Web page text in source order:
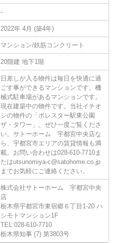
-
2022年 4月 (築4年)
マンション/鉄筋コンクリート
20階建 地下1階
日差しが入る物件は毎日を快適に過
ごす事ができるマンションです。機
械式駐車場があるマンションです。
現在建築中の物件です。当社イチオ
シの物件の「ポレスター駅東公園
ザ・タワー」。ぜひ一度ご覧くださ
い。サトーホーム 宇都宮中央店な
ら、宇都宮市エリアの賃貸情報も満
載。お問い合わせは028-610-7710ま
たはutsunomiya-c@satohome.co.jp
までお気軽にご連絡ください。
株式会社サトーホーム 宇都宮中央
店
栃木県宇都宮市東宿郷６丁目1-20 ハ
シモトマンション1F
TEL:028-610-7710
栃木県知事 (7) 第3803号